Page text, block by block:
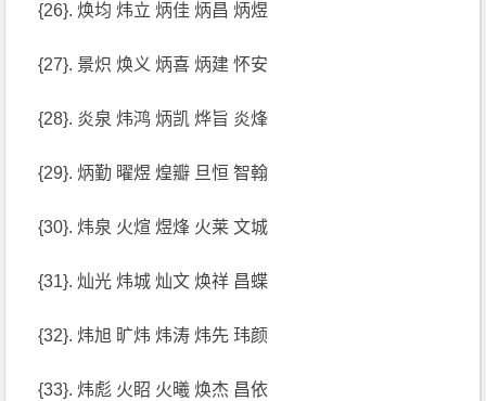
{26}. 焕均 炜立 炳佳 炳昌 炳煜
{27}. 景炽 焕义 炳喜 炳建 怀安
{28}. 炎泉 炜鸿 炳凯 烨旨 炎烽
{29}. 炳勤 曜煜 煌瓣 旦恒 智翰
{30}. 炜泉 火煊 煜烽 火莱 文城
{31}. 灿光 炜城 灿文 焕祥 昌蝶
{32}. 炜旭 旷炜 炜涛 炜先 玮颜
{33}. 炜彪 火眧 火曦 焕杰 昌依